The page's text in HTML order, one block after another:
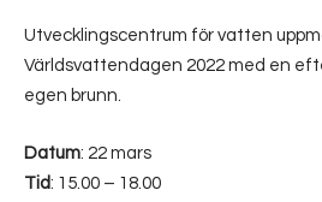
Utvecklingscentrum för vatten
Världsvattendagen 2022 med en
egen brunn.
Datum: 22 mars
Tid: 15.00 – 18.00